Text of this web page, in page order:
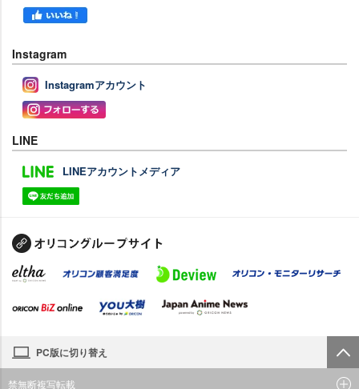
Instagram
Instagramアカウント
LINE
LINEアカウントメディア
PC版に切り替え
禁無断複写転載